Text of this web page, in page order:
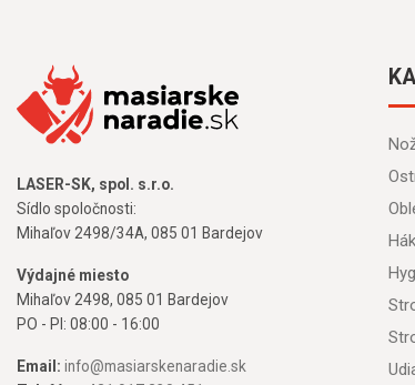
LASER-SK, spol. s.r.o.
Sídlo spoločnosti:
Mihaľov 2498/34A, 085 01 Bardejov
Výdajné miesto
Mihaľov 2498, 085 01 Bardejov
PO - PI: 08:00 - 16:00
Email: info@masiarskenaradie.sk